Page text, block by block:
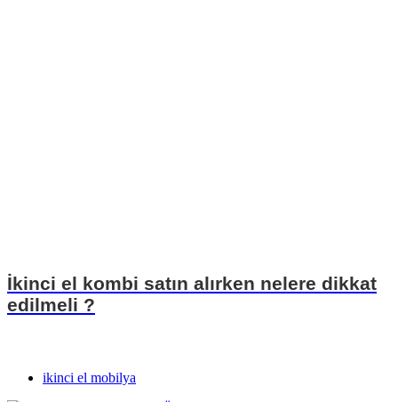
İkinci el kombi satın alırken nelere dikkat
edilmeli ?
ikinci el mobilya